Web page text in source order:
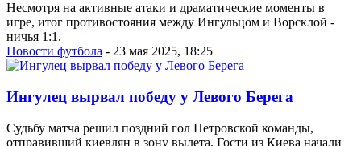
Несмотря на активные атаки и драматические моменты в
игре, итог противостояния между Ингульцом и Ворсклой -
ничья 1:1.
Новости футбола - 23 мая 2025, 18:25
Ингулец вырвал победу у Левого Берега
Судьбу матча решил поздний гол Петровской команды,
отправивший киевлян в зону вылета. Гости из Киева начали